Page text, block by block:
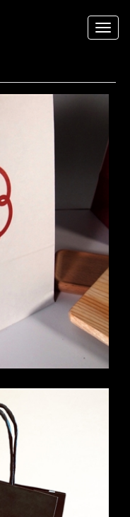
Toggle